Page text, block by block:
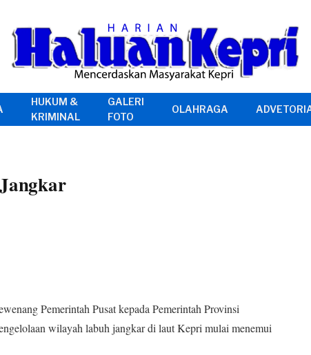
HUKUM &
KRIMINAL
GALERI
FOTO
OLAHRAGA
Pemerintah Pusat kepada Pemerintah Provinsi
wilayah labuh jangkar di laut Kepri mulai menemui